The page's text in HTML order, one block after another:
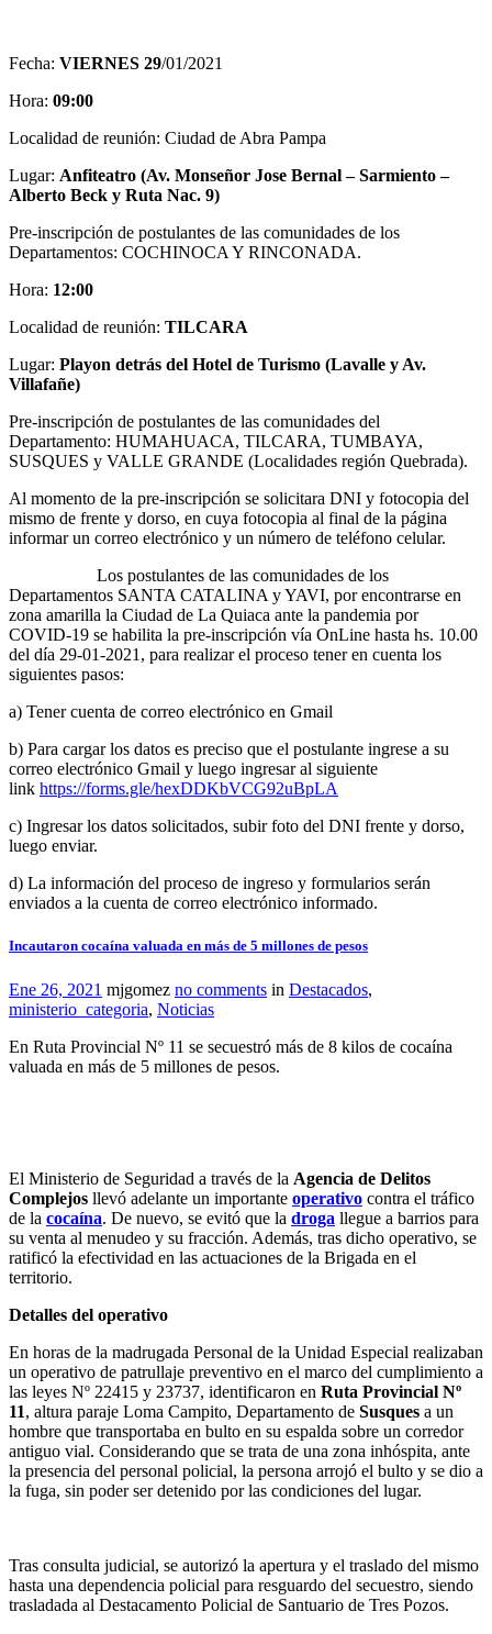
Fecha: VIERNES 29/01/2021
Hora: 09:00
Localidad de reunión: Ciudad de Abra Pampa
Lugar: Anfiteatro (Av. Monseñor Jose Bernal – Sarmiento –
Alberto Beck y Ruta Nac. 9)
Pre-inscripción de postulantes de las comunidades de los
Departamentos: COCHINOCA Y RINCONADA.
Hora: 12:00
Localidad de reunión: TILCARA
Lugar: Playon detrás del Hotel de Turismo (Lavalle y Av.
Villafañe)
Pre-inscripción de postulantes de las comunidades del
Departamento: HUMAHUACA, TILCARA, TUMBAYA,
SUSQUES y VALLE GRANDE (Localidades región Quebrada).
Al momento de la pre-inscripción se solicitara DNI y fotocopia del
mismo de frente y dorso, en cuya fotocopia al final de la página
informar un correo electrónico y un número de teléfono celular.
Los postulantes de las comunidades de los
Departamentos SANTA CATALINA y YAVI, por encontrarse en
zona amarilla la Ciudad de La Quiaca ante la pandemia por
COVID-19 se habilita la pre-inscripción vía OnLine hasta hs. 10.00
del día 29-01-2021, para realizar el proceso tener en cuenta los
siguientes pasos:
a) Tener cuenta de correo electrónico en Gmail
b) Para cargar los datos es preciso que el postulante ingrese a su
correo electrónico Gmail y luego ingresar al siguiente
link https://forms.gle/hexDDKbVCG92uBpLA
c) Ingresar los datos solicitados, subir foto del DNI frente y dorso,
luego enviar.
d) La información del proceso de ingreso y formularios serán
enviados a la cuenta de correo electrónico informado.
Incautaron cocaína valuada en más de 5 millones de pesos
Ene 26, 2021 mjgomez no comments in Destacados,
ministerio_categoria, Noticias
En Ruta Provincial Nº 11 se secuestró más de 8 kilos de cocaína
valuada en más de 5 millones de pesos.
El Ministerio de Seguridad a través de la Agencia de Delitos
Complejos llevó adelante un importante operativo contra el tráfico
de la cocaína. De nuevo, se evitó que la droga llegue a barrios para
su venta al menudeo y su fracción. Además, tras dicho operativo, se
ratificó la efectividad en las actuaciones de la Brigada en el
territorio.
Detalles del operativo
En horas de la madrugada Personal de la Unidad Especial realizaban
un operativo de patrullaje preventivo en el marco del cumplimiento a
las leyes Nº 22415 y 23737, identificaron en Ruta Provincial Nº
11, altura paraje Loma Campito, Departamento de Susques a un
hombre que transportaba en bulto en su espalda sobre un corredor
antiguo vial. Considerando que se trata de una zona inhóspita, ante
la presencia del personal policial, la persona arrojó el bulto y se dio a
la fuga, sin poder ser detenido por las condiciones del lugar.
Tras consulta judicial, se autorizó la apertura y el traslado del mismo
hasta una dependencia policial para resguardo del secuestro, siendo
trasladada al Destacamento Policial de Santuario de Tres Pozos.